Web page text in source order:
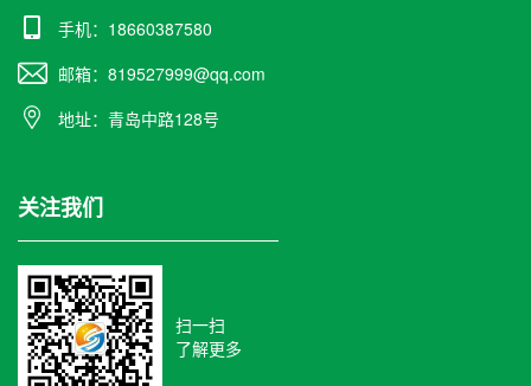
手机：18660387580
邮箱：819527999@qq.com
地址：青岛中路128号
关注我们
扫一扫
了解更多